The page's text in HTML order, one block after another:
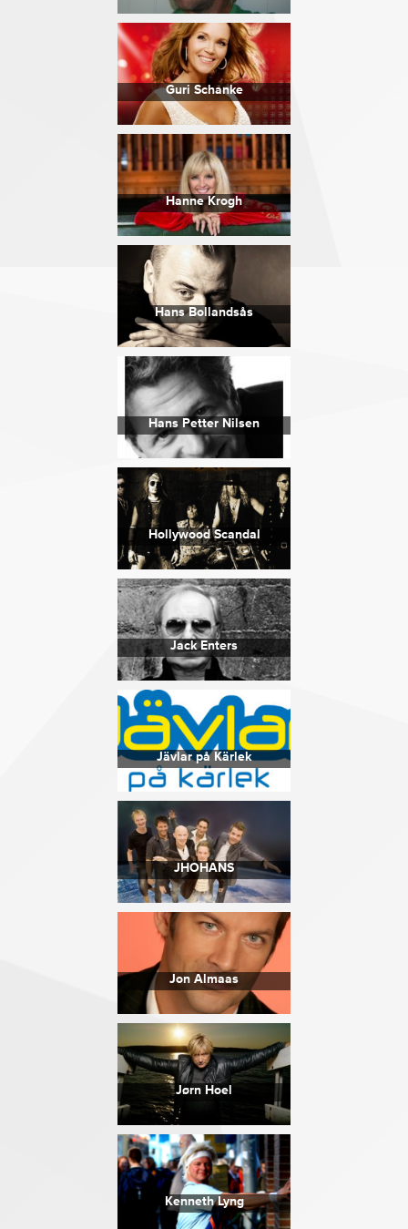
Guri Schanke
Hanne Krogh
Hans Bollandsås
Hans Petter Nilsen
Hollywood Scandal
Jack Enters
Jävlar på Kärlek
JHOHANS
Jon Almaas
Jørn Hoel
Kenneth Lyng